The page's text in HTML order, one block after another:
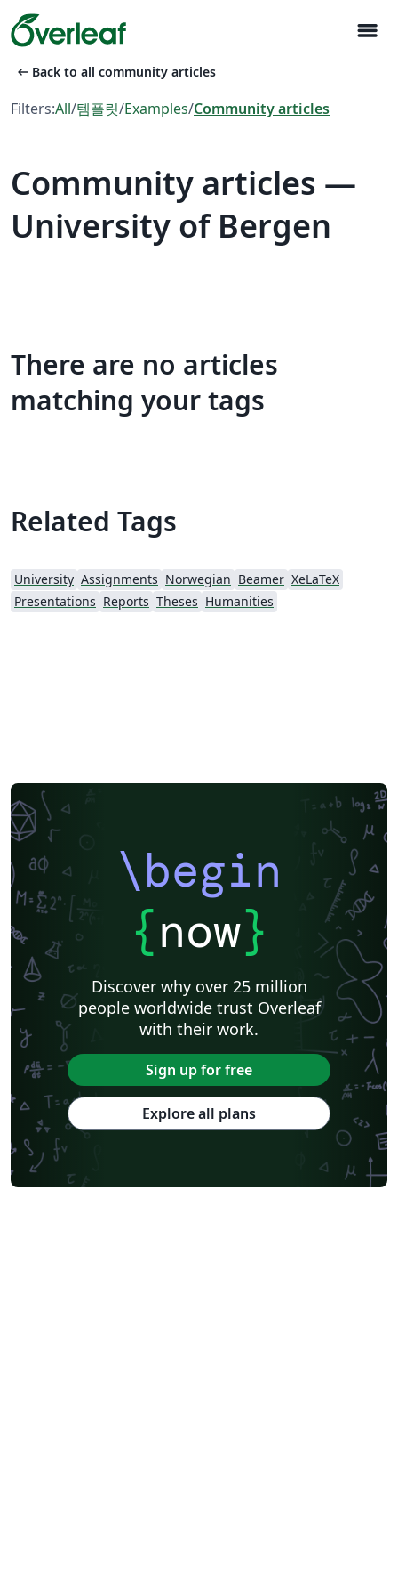
menu
arrow_left_alt Back to all community articles
Filters:All/템플릿/Examples/Community articles
Community articles —
University of Bergen
There are no articles
matching your tags
Related Tags
University Assignments Norwegian Beamer XeLaTeX
Presentations Reports Theses Humanities
\begin
{now}
Discover why over 25 million
people worldwide trust Overleaf
with their work.
Sign up for free
Explore all plans